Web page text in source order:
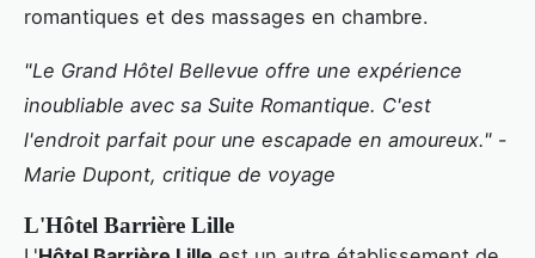
romantiques et des massages en chambre.
"Le Grand Hôtel Bellevue offre une expérience
inoubliable avec sa Suite Romantique. C'est
l'endroit parfait pour une escapade en amoureux." -
Marie Dupont, critique de voyage
L'Hôtel Barrière Lille